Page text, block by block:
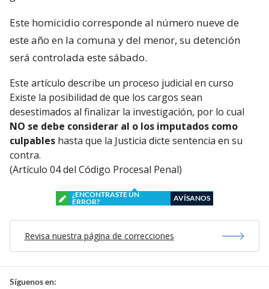
El ciudadano egipcio asesinadoera propietario de
un restaurante de comida árabe ubicado en el
sector Maule de Coronel. De ahí que su muerte
generara conmoción a nivel local.
Este homicidio corresponde al número nueve de
este año en la comuna y del menor, su detención
será controlada este sábado.
Este artículo describe un proceso judicial en curso
desestimados al finalizar la investigación, por lo cual
contra.
(Artículo 04 del Código Procesal Penal)